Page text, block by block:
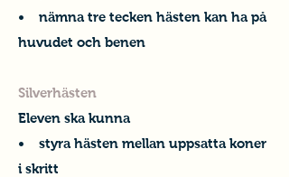
• nämna tre tecken hästen kan ha på
huvudet och benen
Silverhästen
Eleven ska kunna
• styra hästen mellan uppsatta koner
i skritt